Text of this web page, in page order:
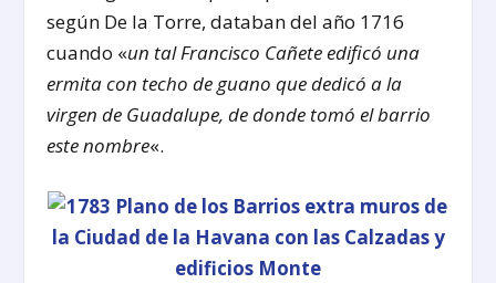
según De la Torre, databan del año 1716
cuando «un tal Francisco Cañete edificó una
ermita con techo de guano que dedicó a la
virgen de Guadalupe, de donde tomó el barrio
este nombre«.